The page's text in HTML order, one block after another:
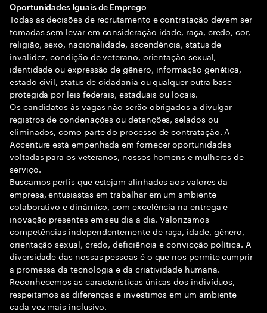
Oportunidades Iguais de Emprego
Todas as decisões de recrutamento e contratação devem ser
tomadas sem levar em consideração idade, raça, credo, cor,
religião, sexo, nacionalidade, ascendência, status de
invalidez, condição de veterano, orientação sexual,
identidade ou expressão de gênero, informação genética,
estado civil, status de cidadania ou qualquer outra base
protegida por leis federais, estaduais ou locais.
Os candidatos às vagas não serão obrigados a divulgar
registros de condenações ou detenções, selados ou
eliminados, como parte do processo de contratação. A
Accenture está empenhada em fornecer oportunidades
voltadas para os veteranos, nossos homens e mulheres de
serviço.
Buscamos perfis que estejam alinhados aos valores da
empresa, entusiastas em trabalhar em um ambiente
colaborativo e dinâmico, com excelência na entrega e
inovação presentes em seu dia a dia. Valorizamos
competências independentemente de raça, idade, gênero,
orientação sexual, credo, deficiência e convicção política. A
diversidade das nossas pessoas é o que nos permite cumprir
a promessa da tecnologia e da criatividade humana.
Reconhecemos as características únicas dos indivíduos,
respeitamos as diferenças e investimos em um ambiente
cada vez mais inclusivo.